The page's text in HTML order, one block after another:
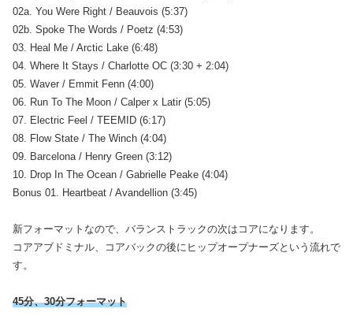
02a. You Were Right / Beauvois (5:37)
02b. Spoke The Words / Poetz (4:53)
03. Heal Me / Arctic Lake (6:48)
04. Where It Stays / Charlotte OC (3:30 + 2:04)
05. Waver / Emmit Fenn (4:00)
06. Run To The Moon / Calper x Latir (5:05)
07. Electric Feel / TEEMID (6:17)
08. Flow State / The Winch (4:04)
09. Barcelona / Henry Green (3:12)
10. Drop In The Ocean / Gabrielle Peake (4:04)
Bonus 01. Heartbeat / Avandellion (3:45)
新フォーマットなので、バランストラックの次はコアになります。
コアアブドミナル、コアバックの後にヒップオープナーズという流れで
す。
45分、30分フォーマット